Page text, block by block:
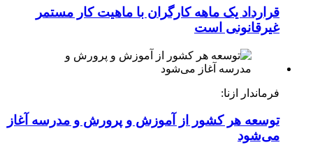
قرارداد یک ماهه کارگران با ماهیت کار مستمر
غیرقانونی است
فرماندار ازنا:
توسعه هر کشور از آموزش و پرورش و مدرسه آغاز
می‌شود